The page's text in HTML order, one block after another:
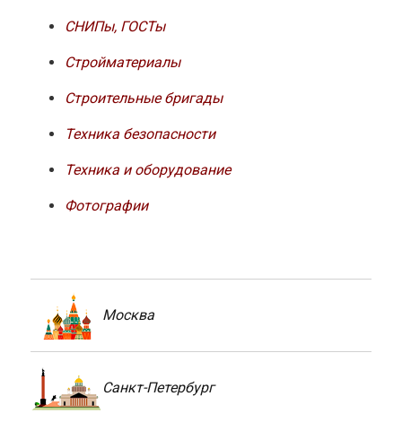
СНИПы, ГОСТы
Стройматериалы
Строительные бригады
Техника безопасности
Техника и оборудование
Фотографии
Москва
Санкт-Петербург